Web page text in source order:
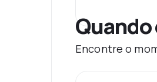
Encontre o